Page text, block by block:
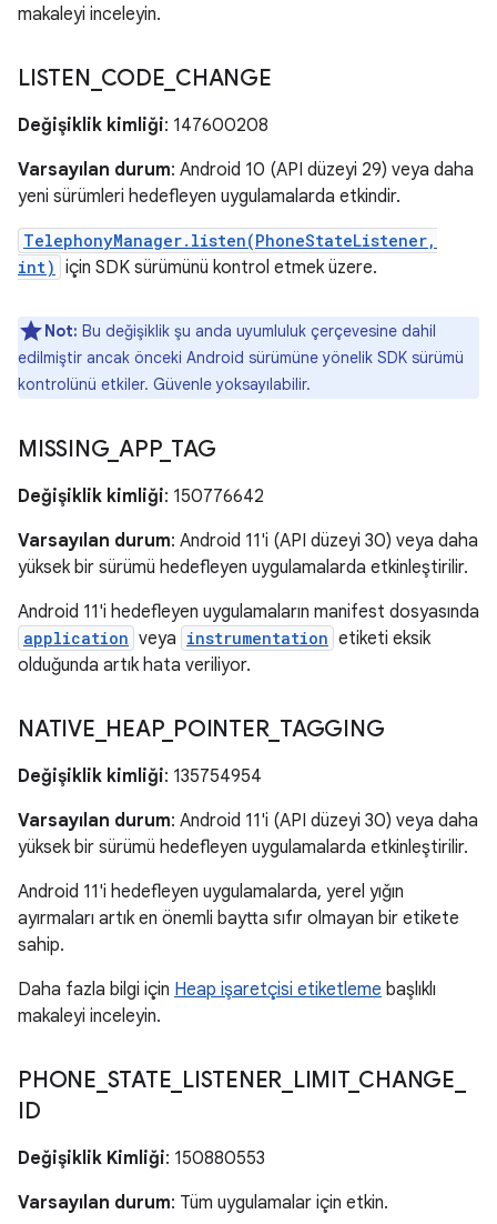
makaleyi inceleyin.
LISTEN CODE CHANGE
Değişiklik kimliği: 147600208
Varsayılan durum: Android 10 (API düzeyi 29) veya daha
yeni sürümleri hedefleyen uygulamalarda etkindir.
TelephonyManager.listen(PhoneStateListener,
int) için SDK sürümünü kontrol etmek üzere.
Not: Bu değişiklik şu anda uyumluluk çerçevesine dahil
edilmiştir ancak önceki Android sürümüne yönelik SDK sürümü
kontrolünü etkiler. Güvenle yoksayılabilir.
MISSING_ APP_ TAG
Değişiklik kimliği: 150776642
Varsayılan durum: Android 11'i (API düzeyi 30) veya daha
yüksek bir sürümü hedefleyen uygulamalarda etkinleştirilir.
Android 11'i hedefleyen uygulamaların manifest dosyasında
application veya instrumentation etiketi eksik
olduğunda artık hata veriliyor.
NATIVE HEAP_ POINTER_ TAGGING
Değişiklik kimliği: 135754954
Varsayılan durum: Android 11'i (API düzeyi 30) veya daha
yüksek bir sürümü hedefleyen uygulamalarda etkinleştirilir.
Android 11'i hedefleyen uygulamalarda, yerel yığın
ayırmaları artık en önemli baytta sıfır olmayan bir etikete
sahip.
Daha fazla bilgi için Heap işaretçisi etiketleme başlıklı
makaleyi inceleyin.
PHONE STATE LISTENER LIMIT_ CHANGE
ID
Değişiklik Kimliği: 150880553
Varsayılan durum: Tüm uygulamalar için etkin.